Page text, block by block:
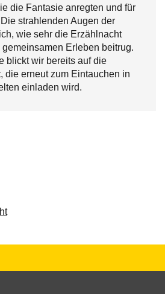
die Fantasie anregten und für
strahlenden Augen der
wie sehr die Erzählnacht
Erleben beitrug.
blickt wir bereits auf die
die erneut zum Eintauchen in
einladen wird.